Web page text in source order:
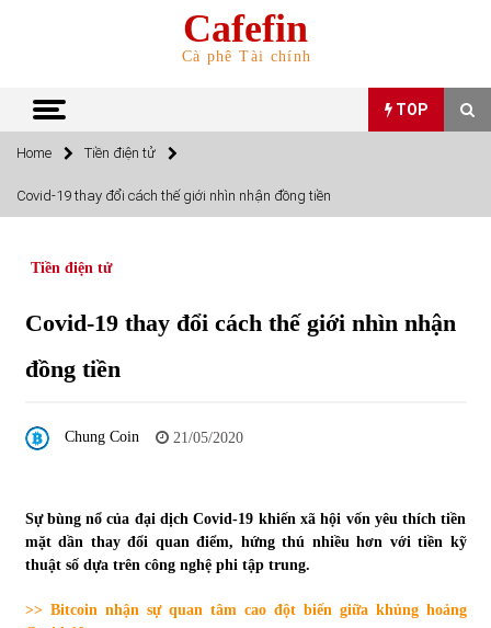
Cafefin
Cà phê Tài chính
TOP
TOP
Top 10 mặt hàng Việt Nam nhập khẩu nhiều nhất tháng
Top 10 mặt hàng Việt Nam xuất khẩu nhiều nhất tháng
Tự doanh ngày 3.6.2022: CTCK mua ròng 28,7 tỷ đồng
06/06/2022
Home Tiền điện tử
Covid-19 thay đổi cách thế giới nhìn nhận đồng tiền
Tiền điện tử
Covid-19 thay đổi cách thế giới nhìn nhận
đồng tiền
Chung Coin 21/05/2020
Sự bùng nổ của đại dịch Covid-19 khiến xã hội vốn yêu thích tiền
mặt dần thay đổi quan điểm, hứng thú nhiều hơn với tiền kỹ
thuật số dựa trên công nghệ phi tập trung.
>> Bitcoin nhận sự quan tâm cao đột biến giữa khủng hoảng